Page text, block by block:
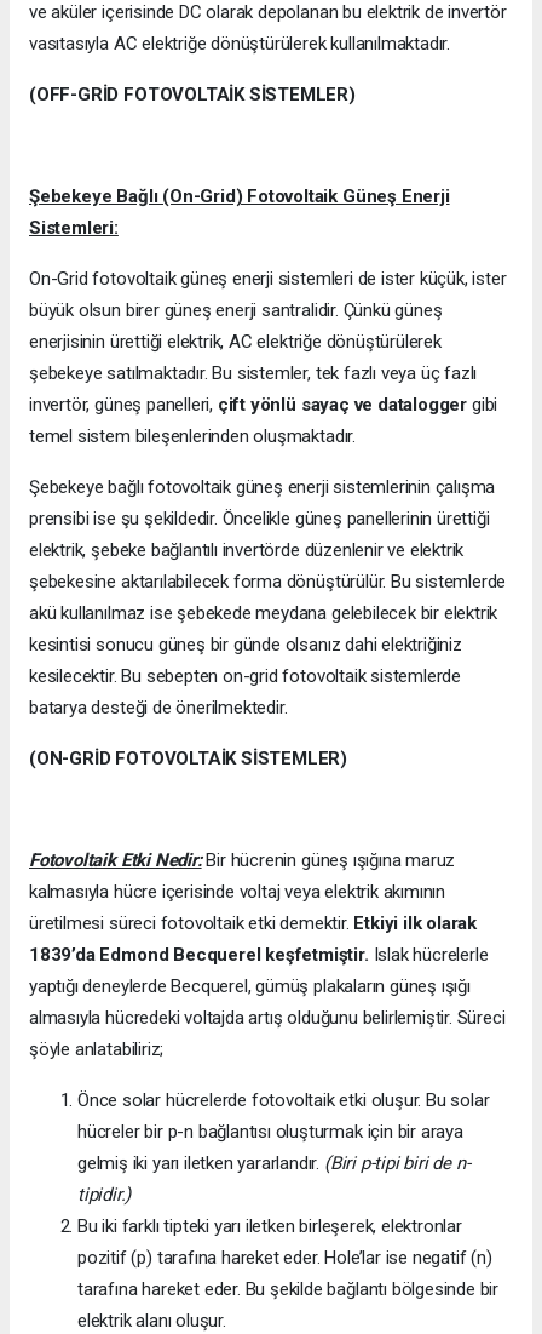
ve aküler içerisinde DC olarak depolanan bu elektrik de invertör
vasıtasıyla AC elektriğe dönüştürülerek kullanılmaktadır.
(OFF-GRİD FOTOVOLTAİK SİSTEMLER)
Şebekeye Bağlı (On-Grid) Fotovoltaik Güneş Enerji
Sistemleri:
On-Grid fotovoltaik güneş enerji sistemleri de ister küçük, ister
büyük olsun birer güneş enerji santralidir. Çünkü güneş
enerjisinin ürettiği elektrik, AC elektriğe dönüştürülerek
şebekeye satılmaktadır. Bu sistemler, tek fazlı veya üç fazlı
invertör, güneş panelleri, çift yönlü sayaç ve datalogger gibi
temel sistem bileşenlerinden oluşmaktadır.
Şebekeye bağlı fotovoltaik güneş enerji sistemlerinin çalışma
prensibi ise şu şekildedir. Öncelikle güneş panellerinin ürettiği
elektrik, şebeke bağlantılı invertörde düzenlenir ve elektrik
şebekesine aktarılabilecek forma dönüştürülür. Bu sistemlerde
akü kullanılmaz ise şebekede meydana gelebilecek bir elektrik
kesintisi sonucu güneş bir günde olsanız dahi elektriğiniz
kesilecektir. Bu sebepten on-grid fotovoltaik sistemlerde
batarya desteği de önerilmektedir.
(ON-GRİD FOTOVOLTAİK SİSTEMLER)
Fotovoltaik Etki Nedir:Bir hücrenin güneş ışığına maruz
kalmasıyla hücre içerisinde voltaj veya elektrik akımının
üretilmesi süreci fotovoltaik etki demektir. Etkiyi ilk olarak
1839’da Edmond Becquerel keşfetmiştir. Islak hücrelerle
yaptığı deneylerde Becquerel, gümüş plakaların güneş ışığı
almasıyla hücredeki voltajda artış olduğunu belirlemiştir. Süreci
şöyle anlatabiliriz;
Önce solar hücrelerde fotovoltaik etki oluşur. Bu solar
hücreler bir p-n bağlantısı oluşturmak için bir araya
gelmiş iki yarı iletken yararlandır. (Biri p-tipi biri de n-
tipidir.)
Bu iki farklı tipteki yarı iletken birleşerek, elektronlar
pozitif (p) tarafına hareket eder. Hole’lar ise negatif (n)
tarafına hareket eder. Bu şekilde bağlantı bölgesinde bir
elektrik alanı oluşur.